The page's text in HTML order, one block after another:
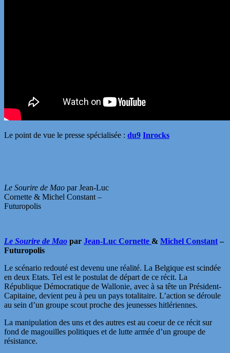
Le point de vue le presse spécialisée : du9 Inrocks
Le Sourire de Mao par Jean-Luc
Cornette & Michel Constant –
Futuropolis
Le Sourire de Mao par Jean-Luc Cornette & Michel Constant–
Futuropolis
Le scénario redouté est devenu une réalité. La Belgique est scindée
en deux Etats. Tel est le postulat de départ de ce récit. La
République Démocratique de Wallonie, avec à sa tête un Président-
Capitaine, devient peu à peu un pays totalitaire. L’action se déroule
au sein d’un groupe scout proche des jeunesses hitlériennes.
La manipulation des uns et des autres est au coeur de ce récit sur
fond de magouilles politiques et de lutte armée d’un groupe de
résistance.